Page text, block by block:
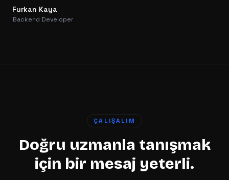
Furkan Kaya
Backend Developer
ÇALIŞALIM
Doğru uzmanla tanışmak
için bir mesaj yeterli.